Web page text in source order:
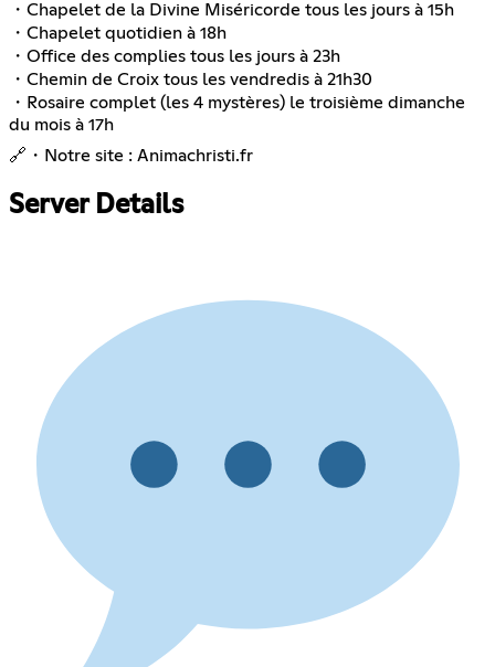
・Chapelet de la Divine Miséricorde tous les jours à 15h
・Chapelet quotidien à 18h
・Office des complies tous les jours à 23h
・Chemin de Croix tous les vendredis à 21h30
・Rosaire complet (les 4 mystères) le troisième dimanche
du mois à 17h
🔗・Notre site : Animachristi.fr
Server Details